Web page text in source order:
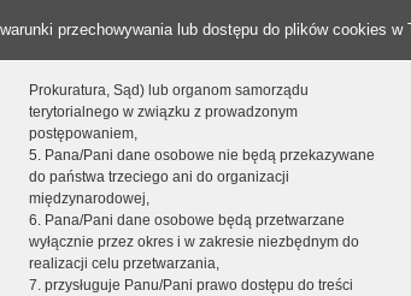
przechowywania lub dostępu do plików cookies w
Prokuratura, Sąd) lub organom samorządu
terytorialnego w związku z prowadzonym
postępowaniem,
5. Pana/Pani dane osobowe nie będą przekazywane
do państwa trzeciego ani do organizacji
międzynarodowej,
6. Pana/Pani dane osobowe będą przetwarzane
wyłącznie przez okres i w zakresie niezbędnym do
realizacji celu przetwarzania,
7. przysługuje Panu/Pani prawo dostępu do treści